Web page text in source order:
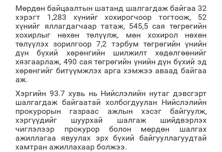
Мөрдөн байцаалтын шатанд шалгагдаж байгаа 32
хэрэгт 1,283 хүнийг хохирогчоор тогтоож, 52
хүнийг яллагдагчаар татаж, 545,5 сая төгрөгийн
хохирлыг нөхөн төлүүлж, мөн хохирол нөхөн
төлүүлэх зорилгоор 7,2 тэрбум төгрөгийн үнийн
дүн бүхий хөрөнгийн шилжилт хөдөлгөөнийг
хязгаарлаж, 490 сая төгрөгийн үнийн дүн бүхий эд
хөрөнгийг битүүмжлэх арга хэмжээ аваад байгаа
аж.
Хэргийн 93.7 хувь нь Нийслэлийн нутаг дэвсгэрт
шалгагдаж байгаатай холбогдуулан Нийслэлийн
прокурорын газраас ажлын хэсэг байгуулж,
хэргүүдийг шуурхай шалгаж шийдвэрлэх
чиглэлээр прокурор болон мөрдөн шалгах
ажиллагаа явуулах эрх бүхий байгууллагуудтай
хамтран ажиллахаар болжээ.